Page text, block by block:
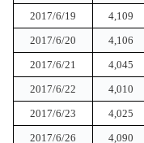
2017/6/19
4,109
2017/6/20
4,106
2017/6/21
4,045
2017/6/22
4,010
2017/6/23
4,025
2017/6/26
4,090